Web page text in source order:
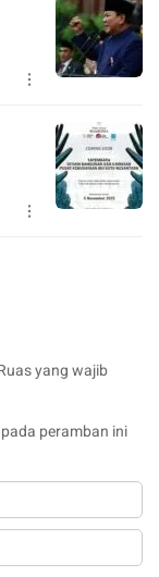
yang wajib
peramban ini